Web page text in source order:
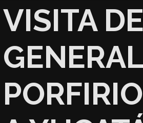
VISITA
GENERAL